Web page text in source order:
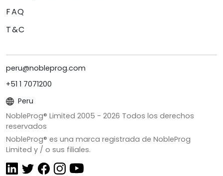
FAQ
T&C
peru@nobleprog.com
+51 1 7071200
Peru
NobleProg® Limited 2005 - 2026 Todos los derechos
reservados
NobleProg® es una marca registrada de NobleProg
Limited y / o sus filiales.